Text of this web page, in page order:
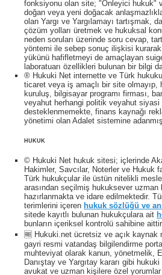
fonksiyonu olan site; "Önleyici hukuk"
doğan veya yeni doğacak
olan Yargı ve Yargılamayı tartışmak,
çözüm yolları üretmek ve hukuksal
neden soruları üzerinde soru cevap,
yöntemi ile sebep sonuç ilişkisi
yükünü hafifletmeyi de amaçlayan
laboratuarı özellikleri bulunan bir bilgi
® Hukuki Net internette ve Türk
ticaret veya iş amaçlı bir site olmayıp,
kuruluş, bilgisayar programı firması,
veyahut herhangi politik veyahut siyasi
desteklenmemekte, finans kaynağı
yönetimi olan Adalet sistemine
HUKUK
© Hukuki Net hukuk sitesi; içlerinde
Hakimler, Savcılar, Noterler ve Hukuk
Türk hukukçular ile üstün nitelikli
arasından seçilmiş hukuksever uzman
hazırlanmakta ve idare edilmektedir.
terimlerini içeren hukuk sözlüğü ve
sitede kayıtlı bulunan hukukçulara ait
bunların içeriksel kontrolü sahibine aittir.
🆓 Hukuki.net ücretsiz ve açık kaynak
gayri resmi vatandaş bilgilendirme
muhteviyat olarak kanun, yönetmelik,
Danıştay ve Yargıtay kararı gibi
avukat ve uzman kişilere özel